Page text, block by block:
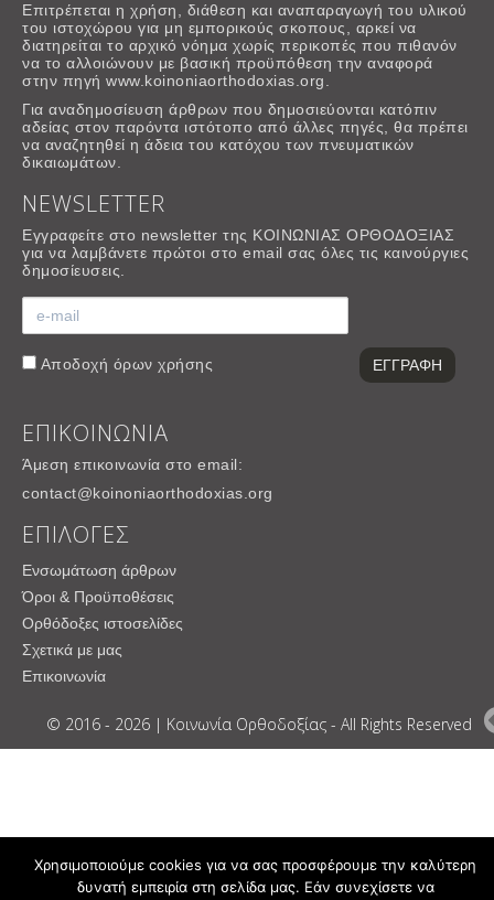
Επιτρέπεται η χρήση, διάθεση και αναπαραγωγή του υλικού
του ιστοχώρου για μη εμπορικούς σκοπους, αρκεί να
διατηρείται το αρχικό νόημα χωρίς περικοπές που πιθανόν
να το αλλοιώνουν με βασική προϋπόθεση την αναφορά
στην πηγή www.koinoniaorthodoxias.org.
Για αναδημοσίευση άρθρων που δημοσιεύονται κατόπιν
αδείας στον παρόντα ιστότοπο από άλλες πηγές, θα πρέπει
να αναζητηθεί η άδεια του κατόχου των πνευματικών
δικαιωμάτων.
NEWSLETTER
Εγγραφείτε στο newsletter της ΚΟΙΝΩΝΙΑΣ ΟΡΘΟΔΟΞΙΑΣ
για να λαμβάνετε πρώτοι στο email σας όλες τις καινούργιες
δημοσίευσεις.
Αποδοχή όρων χρήσης
ΕΠΙΚΟΙΝΩΝΙΑ
Άμεση επικοινωνία στο email:
contact@koinoniaorthodoxias.org
ΕΠΙΛΟΓΕΣ
Ενσωμάτωση άρθρων
Όροι & Προϋποθέσεις
Ορθόδοξες ιστοσελίδες
Σχετικά με μας
Επικοινωνία
© 2016 - 2026 | Κοινωνία Ορθοδοξίας - All Rights Reserved
Χρησιμοποιούμε cookies για να σας προσφέρουμε την καλύτερη
δυνατή εμπειρία στη σελίδα μας. Εάν συνεχίσετε να